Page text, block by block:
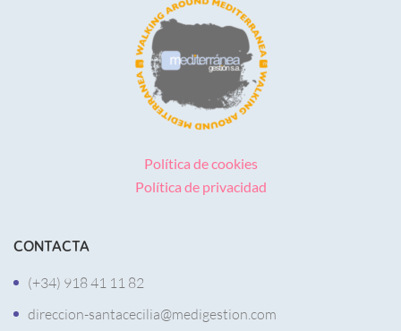
Política de cookies
Política de privacidad
CONTACTA
(+34) 918 41 11 82
direccion-santacecilia@medigestion.com